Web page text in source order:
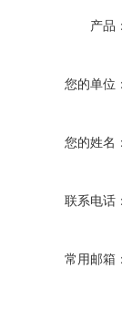
产品
您的单位
您的姓名
联系电话
常用邮箱